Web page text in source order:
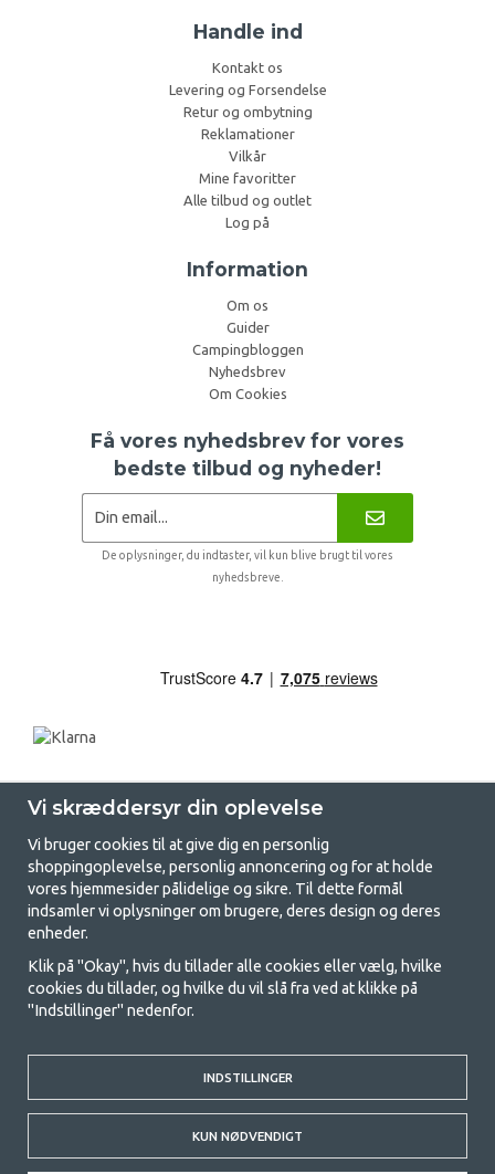
Handle ind
Kontakt os
Levering og Forsendelse
Retur og ombytning
Reklamationer
Vilkår
Mine favoritter
Alle tilbud og outlet
Log på
Information
Om os
Guider
Campingbloggen
Nyhedsbrev
Om Cookies
Få vores nyhedsbrev for vores
bedste tilbud og nyheder!
De oplysninger, du indtaster, vil kun blive brugt til vores
nyhedsbreve.
GetCamping.dk - Din butik for
camping og friluftsliv
Camping kan enten være en livsstil eller en måde at samle familien på til
et fælles eventyr. Uanset hvilken kategori du tilhører, finder du alt, du
til at campere, så vi tilbyder rigtig gode priser på familietelte,
campingvogns-telte og alt andet udstyr til camping og friluftsliv. Vores
mål er at tilbyde det bedste campingudstyr med hensyn til kvalitet og
funktionalitet i hver priskategori. Du er velkommen til at kontakte os,
hvis der er noget, du mangler eller vil vide mere om.
© 2020 GetCamping. All rights reserved.
Vi skræddersyr din oplevelse
Vi bruger cookies til at give dig en personlig
shoppingoplevelse, personlig annoncering og for at holde
vores hjemmesider pålidelige og sikre. Til dette formål
indsamler vi oplysninger om brugere, deres design og deres
enheder.
Klik på "Okay", hvis du tillader alle cookies eller vælg, hvilke
cookies du tillader, og hvilke du vil slå fra ved at klikke på
"Indstillinger" nedenfor.
INDSTILLINGER
KUN NØDVENDIGT